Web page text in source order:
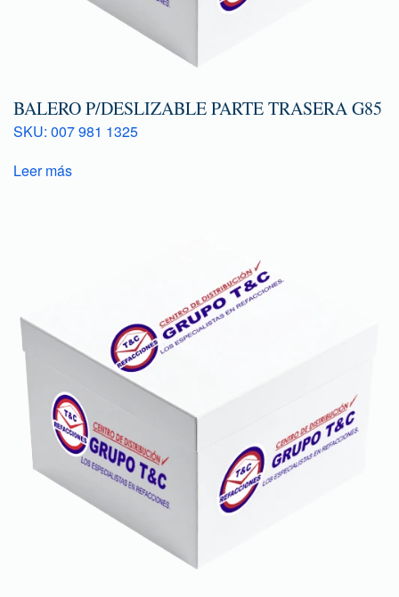
BALERO P/DESLIZABLE PARTE TRASERA G85
SKU: 007 981 1325
Leer más